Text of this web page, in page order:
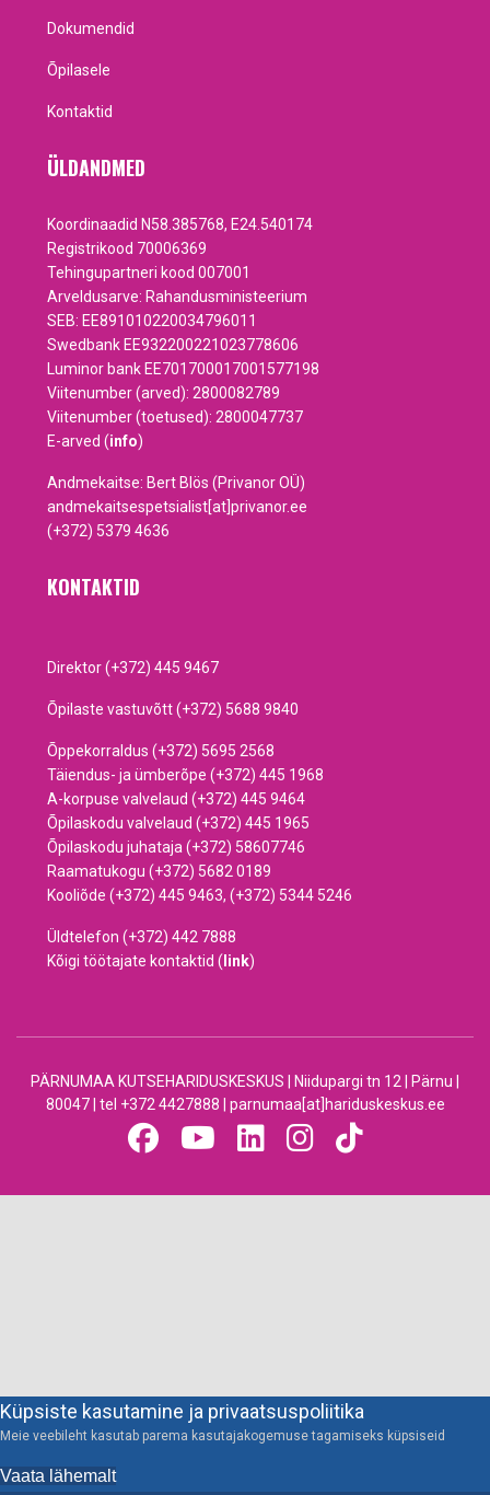
Dokumendid
Õpilasele
Kontaktid
ÜLDANDMED
Koordinaadid N58.385768, E24.540174
Registrikood 70006369
Tehingupartneri kood 007001
Arveldusarve: Rahandusministeerium
SEB: EE891010220034796011
Swedbank EE932200221023778606
Luminor bank EE701700017001577198
Viitenumber (arved): 2800082789
Viitenumber (toetused): 2800047737
E-arved (info)
Andmekaitse: Bert Blös (Privanor OÜ)
andmekaitsespetsialist[at]privanor.ee
(+372) 5379 4636
KONTAKTID
Direktor (+372) 445 9467
Õpilaste vastuvõtt (+372) 5688 9840
Õppekorraldus (+372) 5695 2568
Täiendus- ja ümberõpe (+372) 445 1968
A-korpuse valvelaud (+372) 445 9464
Õpilaskodu valvelaud (+372) 445 1965
Õpilaskodu juhataja (+372) 58607746
Raamatukogu (+372) 5682 0189
Kooliõde (+372) 445 9463, (+372) 5344 5246
Üldtelefon (+372) 442 7888
Kõigi töötajate kontaktid ( link)
PÄRNUMAA KUTSEHARIDUSKESKUS | Niidupargi tn 12 | Pärnu |
80047 | tel +372 4427888 | parnumaa[at]hariduskeskus.ee
Küpsiste kasutamine ja privaatsuspoliitika
Meie veebileht kasutab parema kasutajakogemuse tagamiseks küpsiseid
Vaata lähemalt